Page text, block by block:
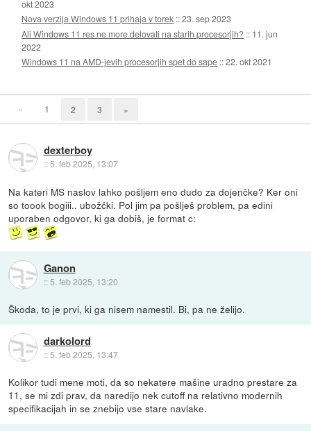
okt 2023
Nova verzija Windows 11 prihaja v torek ::23. sep 2023
Ali Windows 11 res ne more delovati na starih procesorjih? :: 11. jun
2022
Windows 11 na AMD-jevih procesorjih spet do sape ::22. okt 2021
« 1 2 3 »
dexterboy
::5. feb 2025, 13:07
Na kateri MS naslov lahko pošljem eno dudo za dojenčke? Ker oni
so toook bogiii.. ubožčki. Pol jim pa pošlješ problem, pa edini
uporaben odgovor, ki ga dobiš, je format c:
Ganon
:: 5. feb 2025, 13:20
Škoda, to je prvi, ki ga nisem namestil. Bi, pa ne želijo.
darkolord
::5. feb 2025, 13:47
Kolikor tudi mene moti, da so nekatere mašine uradno prestare za
11, se mi zdi prav, da naredijo nek cutoff na relativno modernih
specifikacijah in se znebijo vse stare navlake.